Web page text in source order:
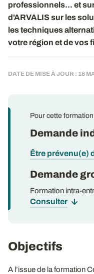
professionnels... et
d'ARVALIS sur les
les techniques
votre région et de vos
DATE DE MISE À JOUR : 18
Pour cette formation
Demande
Être prévenu(e)
Demande
Formation intra-
Consulter
Objectifs
A l’issue de la formation